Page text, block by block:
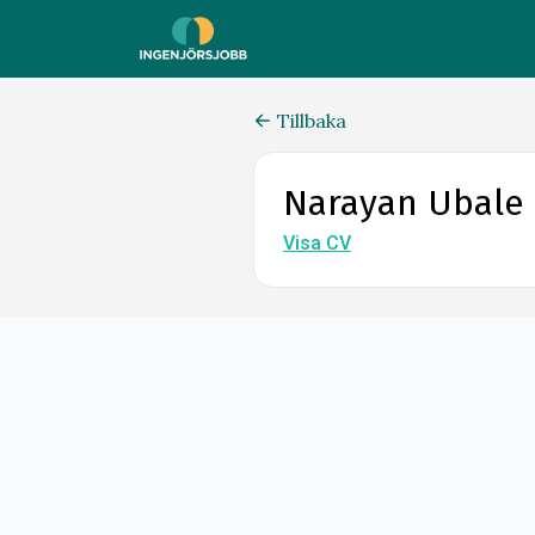
Tillbaka
Narayan Ubale
Visa CV